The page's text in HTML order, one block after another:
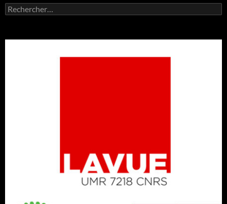
Rechercher :